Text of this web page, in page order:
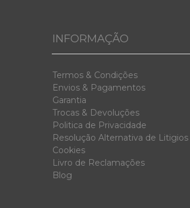
INFORMAÇÃO
Termos & Condições
Envios & Pagamentos
Garantia
Trocas & Devoluções
Politica de Privacidade
Resolução Alternativa de Litigios
Cookies
Livro de Reclamações
Blog